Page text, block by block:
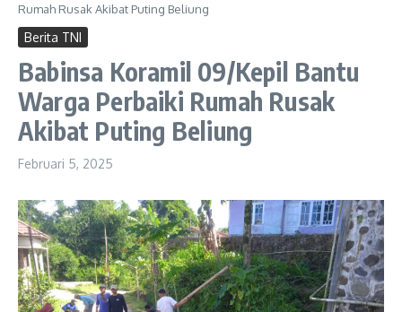
Rumah Rusak Akibat Puting Beliung
Berita TNI
Babinsa Koramil 09/Kepil Bantu
Warga Perbaiki Rumah Rusak
Akibat Puting Beliung
Februari 5, 2025